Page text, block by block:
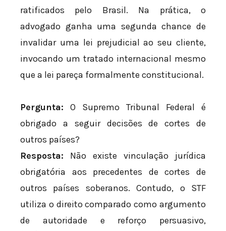
ratificados pelo Brasil. Na prática, o
advogado ganha uma segunda chance de
invalidar uma lei prejudicial ao seu cliente,
invocando um tratado internacional mesmo
que a lei pareça formalmente constitucional.
Pergunta: O Supremo Tribunal Federal é
obrigado a seguir decisões de cortes de
outros países?
Resposta: Não existe vinculação jurídica
obrigatória aos precedentes de cortes de
outros países soberanos. Contudo, o STF
utiliza o direito comparado como argumento
de autoridade e reforço persuasivo,